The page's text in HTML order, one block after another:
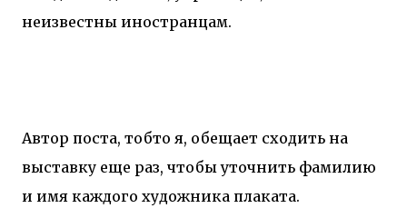
неизвестны иностранцам.
Автор поста, тобто я, обещает сходить на
выставку еще раз, чтобы уточнить фамилию
и имя каждого художника плаката.